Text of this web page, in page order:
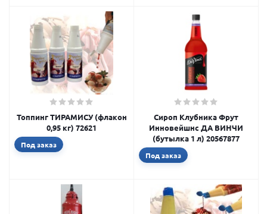
Топпинг ТИРАМИСУ (флакон
0,95 кг) 72621
Под заказ
Сироп Клубника Фрут
Инновейшнс ДА ВИНЧИ
(бутылка 1 л) 20567877
Под заказ